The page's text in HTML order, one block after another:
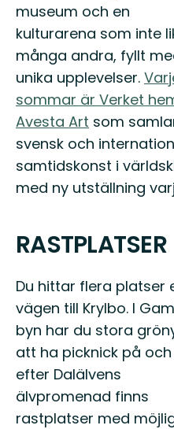
museum och en
kulturarena som inte
många andra, fyllt
unika upplevelser.
sommar är Verket
Avesta Art som
svensk och
samtidskonst i
med ny utställning
RASTPLATSER
Du hittar flera platser
vägen till Krylbo. I
byn har du stora
att ha picknick på och
efter Dalälvens
älvpromenad finns
rastplatser med